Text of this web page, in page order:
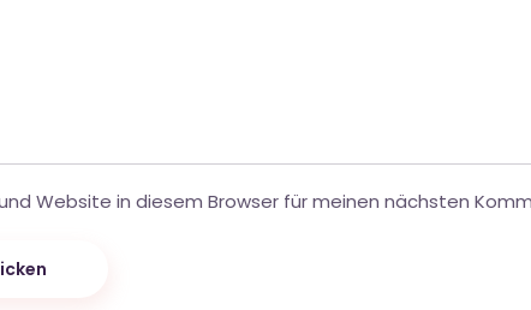
Website in diesem Browser für meinen nächsten